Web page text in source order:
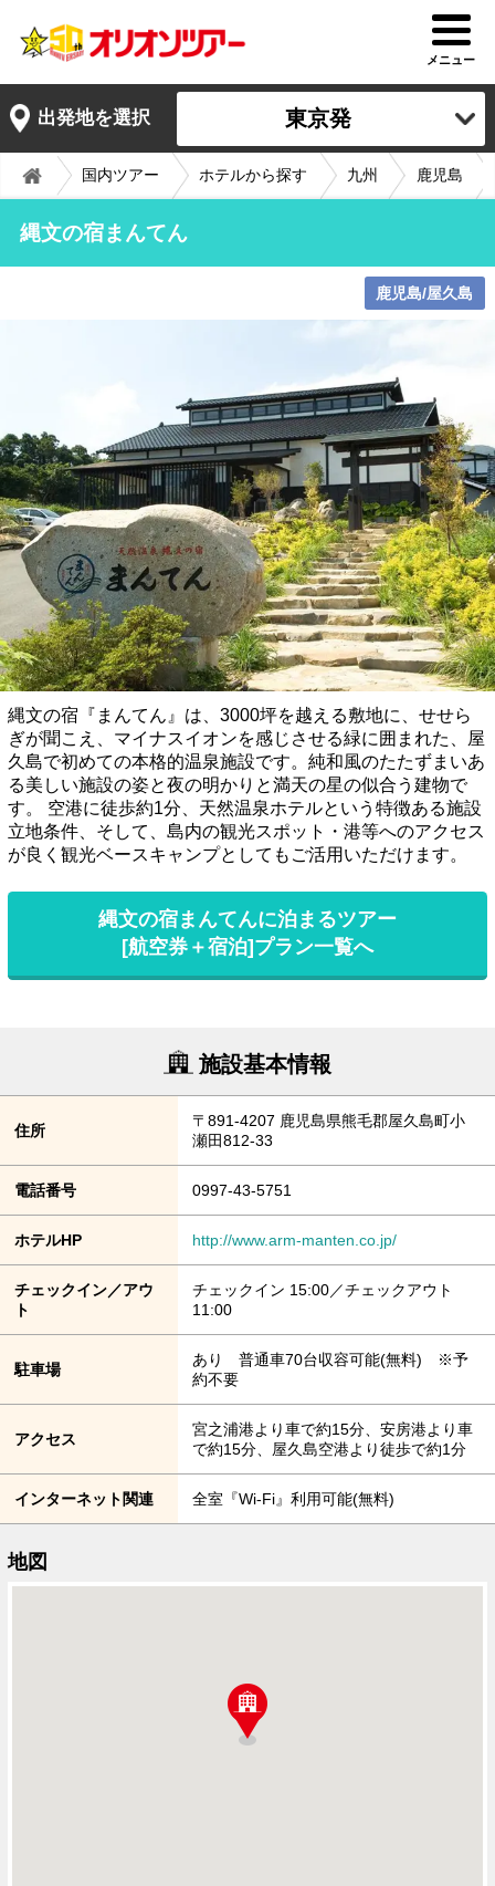
メニュー
出発地を選択 東京発
国内ツアー ホテルから探す 九州 鹿児島
縄文の宿まんてん
鹿児島/屋久島
縄文の宿『まんてん』は、3000坪を越える敷地に、せせら
ぎが聞こえ、マイナスイオンを感じさせる緑に囲まれた、屋
久島で初めての本格的温泉施設です。純和風のたたずまいあ
る美しい施設の姿と夜の明かりと満天の星の似合う建物で
す。 空港に徒歩約1分、天然温泉ホテルという特徴ある施設
立地条件、そして、島内の観光スポット・港等へのアクセス
が良く観光ベースキャンプとしてもご活用いただけます。
縄文の宿まんてんに泊まるツアー
[航空券＋宿泊]プラン一覧へ
施設基本情報
住所
〒891-4207 鹿児島県熊毛郡屋久島町小
瀬田812-33
電話番号 0997-43-5751
ホテルHP http://www.arm-manten.co.jp/
チェックイン／アウ
ト
チェックイン 15:00／チェックアウト
11:00
駐車場
あり 普通車70台収容可能(無料) ※予
約不要
アクセス
宮之浦港より車で約15分、安房港より車
で約15分、屋久島空港より徒歩で約1分
インターネット関連 全室『Wi-Fi』利用可能(無料)
地図